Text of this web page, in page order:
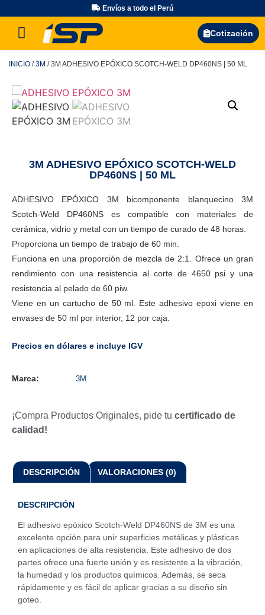
Envíos a todo el Perú
Cotización
INICIO /3M / 3M ADHESIVO EPÓXICO SCOTCH-WELD DP460NS | 50 ML
3M ADHESIVO EPÓXICO SCOTCH-WELD
DP460NS | 50 ML
ADHESIVO EPÓXICO 3M bicomponente blanquecino 3M
Scotch-Weld DP460NS es compatible con materiales de
cerámica, vidrio y metal con un tiempo de curado de 48 horas.
Proporciona un tiempo de trabajo de 60 min.
Funciona en una proporción de mezcla de 2:1. Ofrece un gran
rendimiento con una resistencia al corte de 4650 psi y una
resistencia al pelado de 60 piw.
Viene en un cartucho de 50 ml. Este adhesivo epoxi viene en
envases de 50 ml por interior, 12 por caja.
Precios en dólares e incluye IGV
Marca: 3M
¡Compra Productos Originales, pide tu certificado de
calidad!
DESCRIPCIÓN VALORACIONES (0)
DESCRIPCIÓN
El adhesivo epóxico Scotch-Weld DP460NS de 3M es una
excelente opción para unir superficies metálicas y plásticas
en aplicaciones de alta resistencia. Este adhesivo de dos
partes ofrece una fuerte unión y es resistente a la vibración,
la humedad y los productos químicos. Además, se seca
rápidamente y es fácil de aplicar gracias a su diseño sin
goteo.